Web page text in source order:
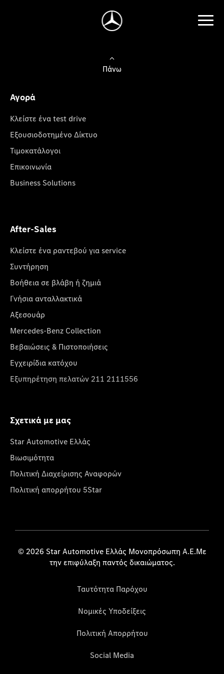
Πάνω
Αγορά
Κλείστε ένα test drive
Εξουσιοδοτημένο Δίκτυο
Τιμοκατάλογοι
Επικοινωνία
Business Solutions
After-Sales
Κλείστε ένα ραντεβού για service
Συντήρηση
Βοήθεια σε βλάβη ή ζημιά
Γνήσια ανταλλακτικά
Αξεσουάρ
Mercedes-Benz Collection
Βεβαιώσεις & Πιστοποιήσεις
Εγχειρίδια κατόχου
Εξυπηρέτηση πελατών 211 2111556
Σχετικά με μας
Star Automotive Ελλάς
Βιωσιμότητα
Πολιτική Διαχείρισης Αναφορών
Πολιτική απορρήτου 5Star
© 2026 Star Automotive Ελλάς Μονοπρόσωπη Α.Ε.Με
την επιφύλαξη παντός δικαιώματος.
Ταυτότητα Παρόχου
Νομικές Υποδείξεις
Πολιτική Απορρήτου
Social Media